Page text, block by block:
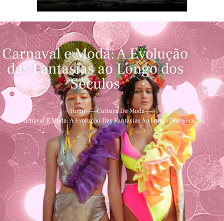
Carnaval e Moda: A Evolução
das Fantasias ao Longo dos
Séculos
Home
Cultura De Moda
Carnaval E Moda: A Evolução Das Fantasias Ao Longo Dos Séculos